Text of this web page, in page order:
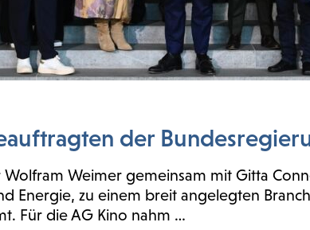
der
Weimer gemeinsam mit Gitta
Energie, zu einem breit angelegten
Für die AG Kino nahm …